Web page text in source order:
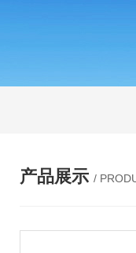
产品展示 /